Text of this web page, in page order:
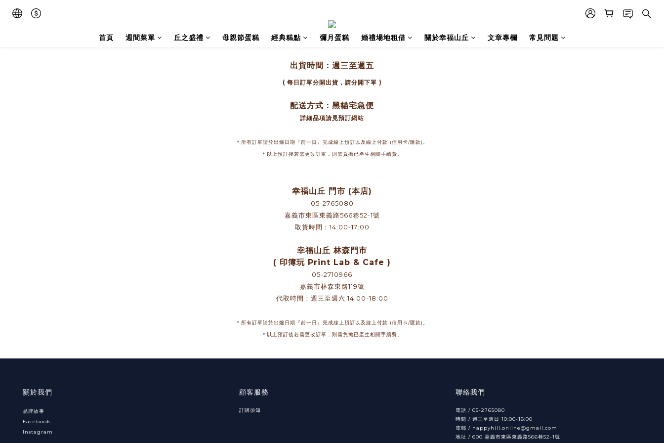
首頁 週間菜單 丘之盛禮 母親節蛋糕 經典糕點 彌月蛋糕 婚禮場地租借 關於幸福山丘 文章專欄 常見問題
出貨時間： 週三至週五
( 每日訂單分開出貨，請分開下單 )
配送方式：黑貓宅急便
詳細品項請見預訂網站
＊所有訂單請於出爐日期『前一日』完成線上預訂以及線上付款 (信用卡/匯款)。
＊以上預訂後若需更改訂單，則需負擔已產生相關手續費。
幸福山丘 門市 (本店)
05-2765080
嘉義市東區東義路566巷52-1號
取貨時間：14:00-17:00
幸福山丘 林森門市
( 印簿玩 Print Lab & Cafe )
05-2710966
嘉義市林森東路119號
代取時間：週三至週六 14:00-18:00
＊所有訂單請於出爐日期『前一日』完成線上預訂以及線上付款 (信用卡/匯款)。
＊以上預訂後若需更改訂單，則需負擔已產生相關手續費。
關於我們
品牌故事
Facebook
Instagram
顧客服務
訂購須知
聯絡我們
電話 / 05-2765080
時間 / 週三至週日 10:00-18:00
電郵 / happyhill.online@gmail.com
地址 / 600 嘉義市東區東義路566巷52-1號